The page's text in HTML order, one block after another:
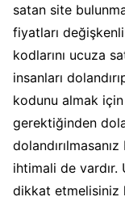
satan site
fiyatları
kodlarını ucuza
insanları
kodunu almak
gerektiğinden
ihtimali de vardır.
dikkat etmelisiniz